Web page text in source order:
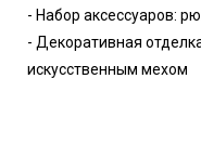
- Набор аксессуаров:
- Декоративная
искусственным мехом